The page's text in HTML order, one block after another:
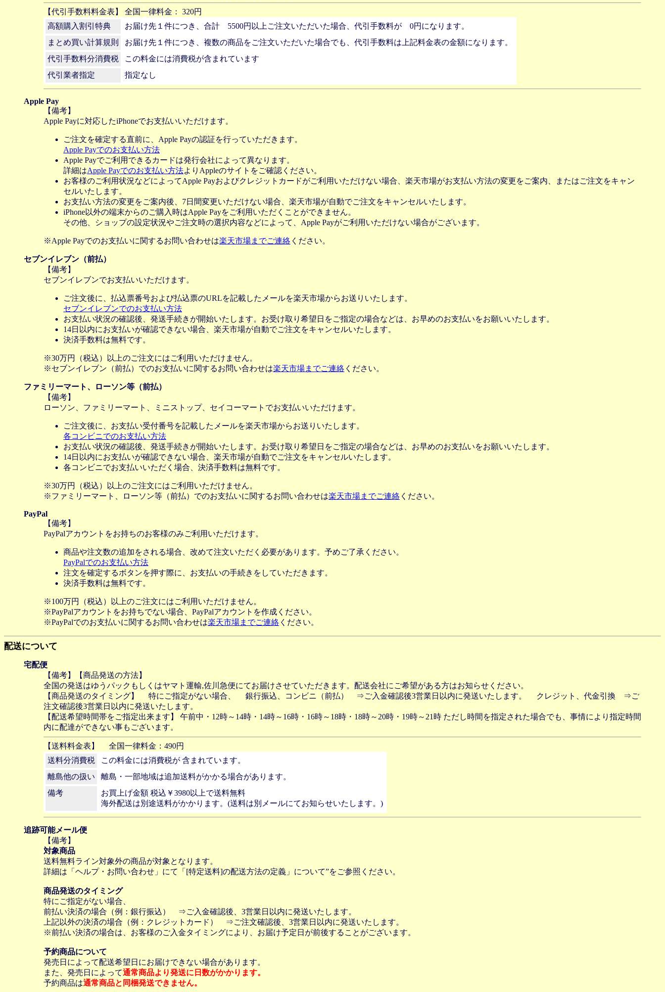
【代引手数料料金表】 全国一律料金： 320円
高額購入割引特典
お届け先１件につき、合計 5500円以上ご注文いただいた場合、代引手数料が 0円になります。
まとめ買い計算規則
お届け先１件につき、複数の商品をご注文いただいた場合でも、代引手数料は上記料金表の金額になります。
代引手数料分消費税
この料金には消費税が含まれています
代引業者指定
指定なし
Apple Pay
【備考】
Apple Payに対応したiPhoneでお支払いいただけます。
ご注文を確定する直前に、Apple Payの認証を行っていただきます。
Apple Payでのお支払い方法
Apple Payでご利用できるカードは発行会社によって異なります。
詳細はApple Payでのお支払い方法よりAppleのサイトをご確認ください。
お客様のご利用状況などによってApple Payおよびクレジットカードがご利用いただけない場合、楽天市場がお支払い方法の変更をご案内、またはご注文をキャン
セルいたします。
お支払い方法の変更をご案内後、7日間変更いただけない場合、楽天市場が自動でご注文をキャンセルいたします。
iPhone以外の端末からのご購入時はApple Payをご利用いただくことができません。
その他、ショップの設定状況やご注文時の選択内容などによって、Apple Payがご利用いただけない場合がございます。
※Apple Payでのお支払いに関するお問い合わせは楽天市場までご連絡 ください。
セブンイレブン（前払）
【備考】
セブンイレブンでお支払いいただけます。
ご注文後に、払込票番号および払込票のURLを記載したメールを楽天市場からお送りいたします。
セブンイレブンでのお支払い方法
お支払い状況の確認後、発送手続きが開始いたします。お受け取り希望日をご指定の場合などは、お早めのお支払いをお願いいたします。
14日以内にお支払いが確認できない場合、楽天市場が自動でご注文をキャンセルいたします。
決済手数料は無料です。
※30万円（税込）以上のご注文にはご利用いただけません。
※セブンイレブン（前払）でのお支払いに関するお問い合わせは楽天市場までご連絡 ください。
ファミリーマート、ローソン等（前払）
【備考】
ローソン、ファミリーマート、ミニストップ、セイコーマートでお支払いいただけます。
ご注文後に、お支払い受付番号を記載したメールを楽天市場からお送りいたします。
各コンビニでのお支払い方法
お支払い状況の確認後、発送手続きが開始いたします。お受け取り希望日をご指定の場合などは、お早めのお支払いをお願いいたします。
14日以内にお支払いが確認できない場合、楽天市場が自動でご注文をキャンセルいたします。
各コンビニでお支払いいただく場合、決済手数料は無料です。
※30万円（税込）以上のご注文にはご利用いただけません。
※ファミリーマート、ローソン等（前払）でのお支払いに関するお問い合わせは楽天市場までご連絡 ください。
PayPal
【備考】
PayPalアカウントをお持ちのお客様のみご利用いただけます。
商品や注文数の追加をされる場合、改めて注文いただく必要があります。予めご了承ください。
PayPalでのお支払い方法
注文を確定するボタンを押す際に、お支払いの手続きをしていただきます。
決済手数料は無料です。
※100万円（税込）以上のご注文にはご利用いただけません。
※PayPalアカウントをお持ちでない場合、PayPalアカウントを作成ください。
※PayPalでのお支払いに関するお問い合わせは楽天市場までご連絡 ください。
配送について
宅配便
【備考】【商品発送の方法】
全国の発送はゆうパックもしくはヤマト運輸,佐川急便にてお届けさせていただきます。配送会社にご希望がある方はお知らせください。
【商品発送のタイミング】 特にご指定がない場合、 銀行振込、コンビニ（前払） ⇒ご入金確認後3営業日以内に発送いたします。 クレジット、代金引換 ⇒ご
注文確認後3営業日以内に発送いたします。
【配送希望時間帯をご指定出来ます】 午前中・12時～14時・14時～16時・16時～18時・18時～20時・19時～21時 ただし時間を指定された場合でも、事情により指定時間
内に配達ができない事もございます。
【送料料金表】
全国一律料金：490円
送料分消費税
この料金には消費税が 含まれています。
離島他の扱い
離島・一部地域は追加送料がかかる場合があります。
備考
お買上げ金額 税込￥3980以上で送料無料
海外配送は別途送料がかかります。(送料は別メールにてお知らせいたします。)
追跡可能メール便
【備考】
対象商品
送料無料ライン対象外の商品が対象となります。
詳細は「ヘルプ・お問い合わせ」にて「[特定送料]の配送方法の定義」について”をご参照ください。
商品発送のタイミング
特にご指定がない場合、
前払い決済の場合（例：銀行振込） ⇒ご入金確認後、3営業日以内に発送いたします。
上記以外の決済の場合（例：クレジットカード） ⇒ご注文確認後、3営業日以内に発送いたします。
※前払い決済の場合は、お客様のご入金タイミングにより、お届け予定日が前後することがございます。
予約商品について
発売日によって配送希望日にお届けできない場合があります。
また、発売日によって通常商品より発送に日数がかかります。
予約商品は通常商品と同梱発送できません。